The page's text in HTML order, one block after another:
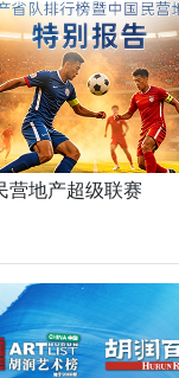
营地产超级联赛